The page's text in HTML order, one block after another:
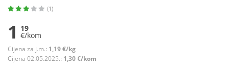
(1)
1 19
€/kom
Cijena za j.m.: 1,19 €/kg
Cijena 02.05.2025.: 1,30 €/kom